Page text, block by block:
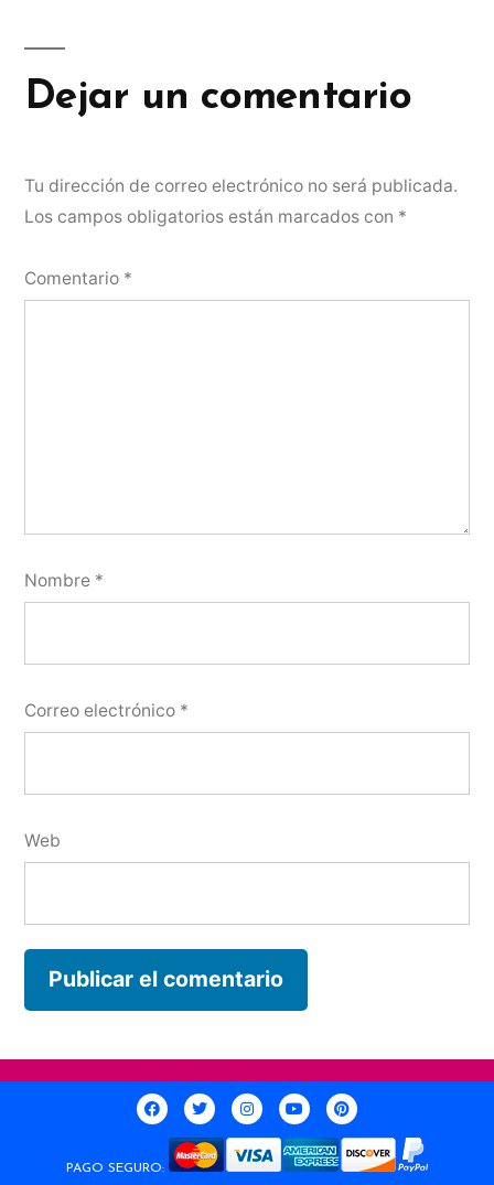
Dejar un comentario
Tu dirección de correo electrónico no será publicada.
Los campos obligatorios están marcados con *
Comentario *
Nombre *
Correo electrónico *
Web
PAGO SEGURO: